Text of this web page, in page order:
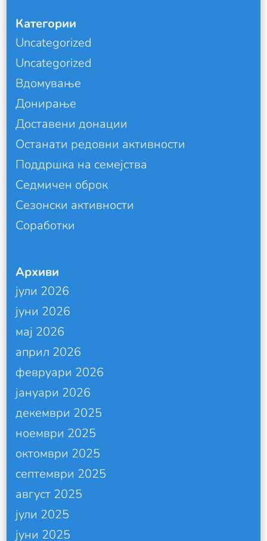
Категории
Uncategorized
Uncategorized
Вдомување
Донирање
Доставени донации
Останати редовни активности
Поддршка на семејства
Седмичен оброк
Сезонски активности
Соработки
Архиви
јули 2026
јуни 2026
мај 2026
април 2026
февруари 2026
јануари 2026
декември 2025
ноември 2025
октомври 2025
септември 2025
август 2025
јули 2025
јуни 2025